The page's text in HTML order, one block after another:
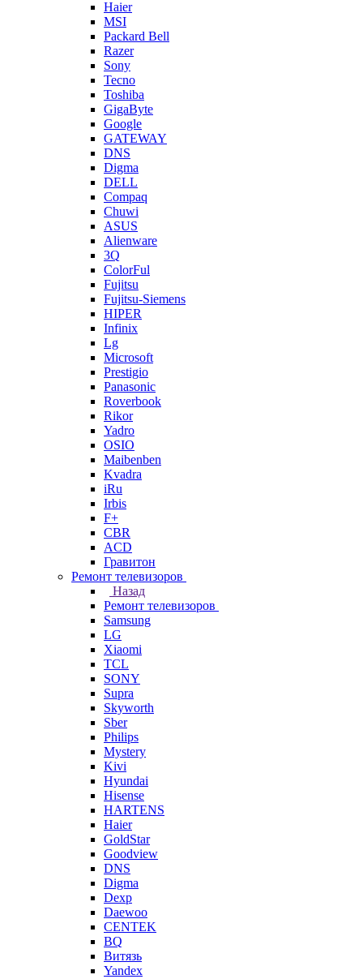
Haier
MSI
Packard Bell
Razer
Sony
Tecno
Toshiba
GigaByte
Google
GATEWAY
DNS
Digma
DELL
Compaq
Chuwi
ASUS
Alienware
3Q
ColorFul
Fujitsu
Fujitsu-Siemens
HIPER
Infinix
Lg
Microsoft
Prestigio
Panasonic
Roverbook
Rikor
Yadro
OSIO
Maibenben
Kvadra
iRu
Irbis
F+
CBR
ACD
Гравитон
Ремонт телевизоров
Назад
Ремонт телевизоров
Samsung
LG
Xiaomi
TCL
SONY
Supra
Skyworth
Sber
Philips
Mystery
Kivi
Hyundai
Hisense
HARTENS
Haier
GoldStar
Goodview
DNS
Digma
Dexp
Daewoo
CENTEK
BQ
Витязь
Yandex